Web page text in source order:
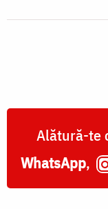
Sfântul
Alătură-te
WhatsApp,